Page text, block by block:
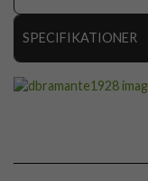
SPECIFIKATIONER